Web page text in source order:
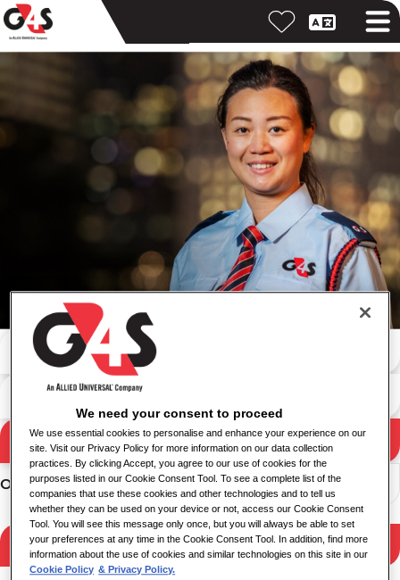
Resultados de búsqueda
Buscar por palabra clave
Buscar por ubicación
Buscar
Ordenar
Filtrar resultados
We need your consent to proceed
We use essential cookies to personalise and enhance your experience on our
site. Visit our Privacy Policy for more information on our data collection
practices. By clicking Accept, you agree to our use of cookies for the
purposes listed in our Cookie Consent Tool. To see a complete list of the
companies that use these cookies and other technologies and to tell us
whether they can be used on your device or not, access our Cookie Consent
Tool. You will see this message only once, but you will always be able to set
your preferences at any time in the Cookie Consent Tool. In addition, find more
information about the use of cookies and similar technologies on this site in our
Cookie Policy & Privacy Policy.